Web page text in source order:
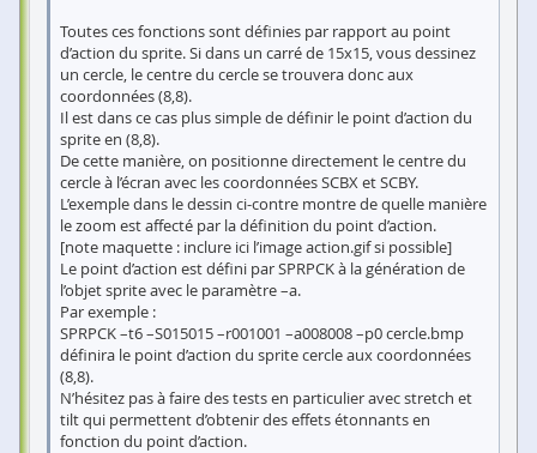
Toutes ces fonctions sont définies par rapport au point
d’action du sprite. Si dans un carré de 15x15, vous dessinez
un cercle, le centre du cercle se trouvera donc aux
coordonnées (8,8).
Il est dans ce cas plus simple de définir le point d’action du
sprite en (8,8).
De cette manière, on positionne directement le centre du
cercle à l’écran avec les coordonnées SCBX et SCBY.
L’exemple dans le dessin ci-contre montre de quelle manière
le zoom est affecté par la définition du point d’action.
[note maquette : inclure ici l’image action.gif si possible]
Le point d’action est défini par SPRPCK à la génération de
l’objet sprite avec le paramètre –a.
Par exemple :
SPRPCK –t6 –S015015 –r001001 –a008008 –p0 cercle.bmp
définira le point d’action du sprite cercle aux coordonnées
(8,8).
N’hésitez pas à faire des tests en particulier avec stretch et
tilt qui permettent d’obtenir des effets étonnants en
fonction du point d’action.